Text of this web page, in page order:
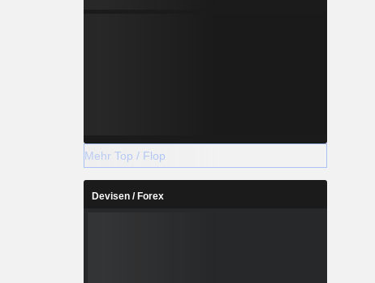
Mehr Top / Flop
Devisen / Forex